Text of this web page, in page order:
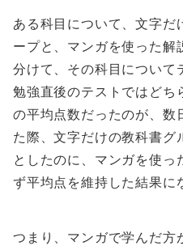
ある科目について、文字だ
ープと、マンガを使った解
分けて、その科目について
勉強直後のテストではどち
の平均点数だったのが、数
た際、文字だけの教科書グ
としたのに、マンガを使っ
ず平均点を維持した結果に
つまり、マンガで学んだ方